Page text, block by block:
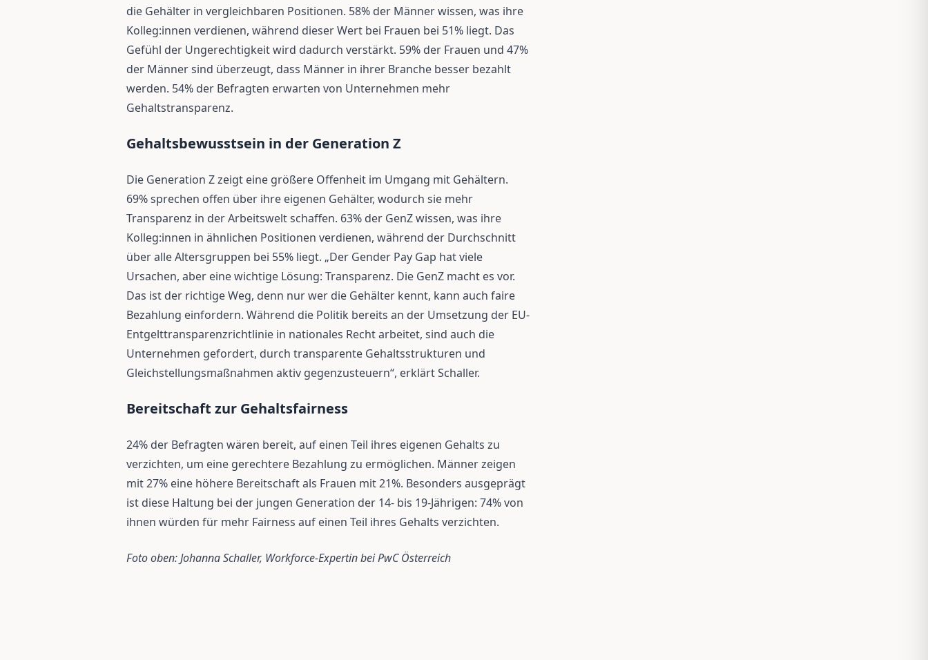
die Gehälter in vergleichbaren Positionen. 58% der Männer wissen, was ihre
Kolleg:innen verdienen, während dieser Wert bei Frauen bei 51% liegt. Das
Gefühl der Ungerechtigkeit wird dadurch verstärkt. 59% der Frauen und 47%
der Männer sind überzeugt, dass Männer in ihrer Branche besser bezahlt
werden. 54% der Befragten erwarten von Unternehmen mehr
Gehaltstransparenz.
Gehaltsbewusstsein in der Generation Z
Die Generation Z zeigt eine größere Offenheit im Umgang mit Gehältern.
69% sprechen offen über ihre eigenen Gehälter, wodurch sie mehr
Transparenz in der Arbeitswelt schaffen. 63% der GenZ wissen, was ihre
Kolleg:innen in ähnlichen Positionen verdienen, während der Durchschnitt
über alle Altersgruppen bei 55% liegt. „Der Gender Pay Gap hat viele
Ursachen, aber eine wichtige Lösung: Transparenz. Die GenZ macht es vor.
Das ist der richtige Weg, denn nur wer die Gehälter kennt, kann auch faire
Bezahlung einfordern. Während die Politik bereits an der Umsetzung der EU-
Entgelttransparenzrichtlinie in nationales Recht arbeitet, sind auch die
Unternehmen gefordert, durch transparente Gehaltsstrukturen und
Gleichstellungsmaßnahmen aktiv gegenzusteuern“, erklärt Schaller.
Bereitschaft zur Gehaltsfairness
24% der Befragten wären bereit, auf einen Teil ihres eigenen Gehalts zu
verzichten, um eine gerechtere Bezahlung zu ermöglichen. Männer zeigen
mit 27% eine höhere Bereitschaft als Frauen mit 21%. Besonders ausgeprägt
ist diese Haltung bei der jungen Generation der 14- bis 19-Jährigen: 74% von
ihnen würden für mehr Fairness auf einen Teil ihres Gehalts verzichten.
Foto oben: Johanna Schaller, Workforce-Expertin bei PwC Österreich